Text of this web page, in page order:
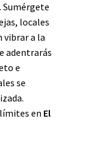
locales
vibrar a la
adentrarás
e
se
en El